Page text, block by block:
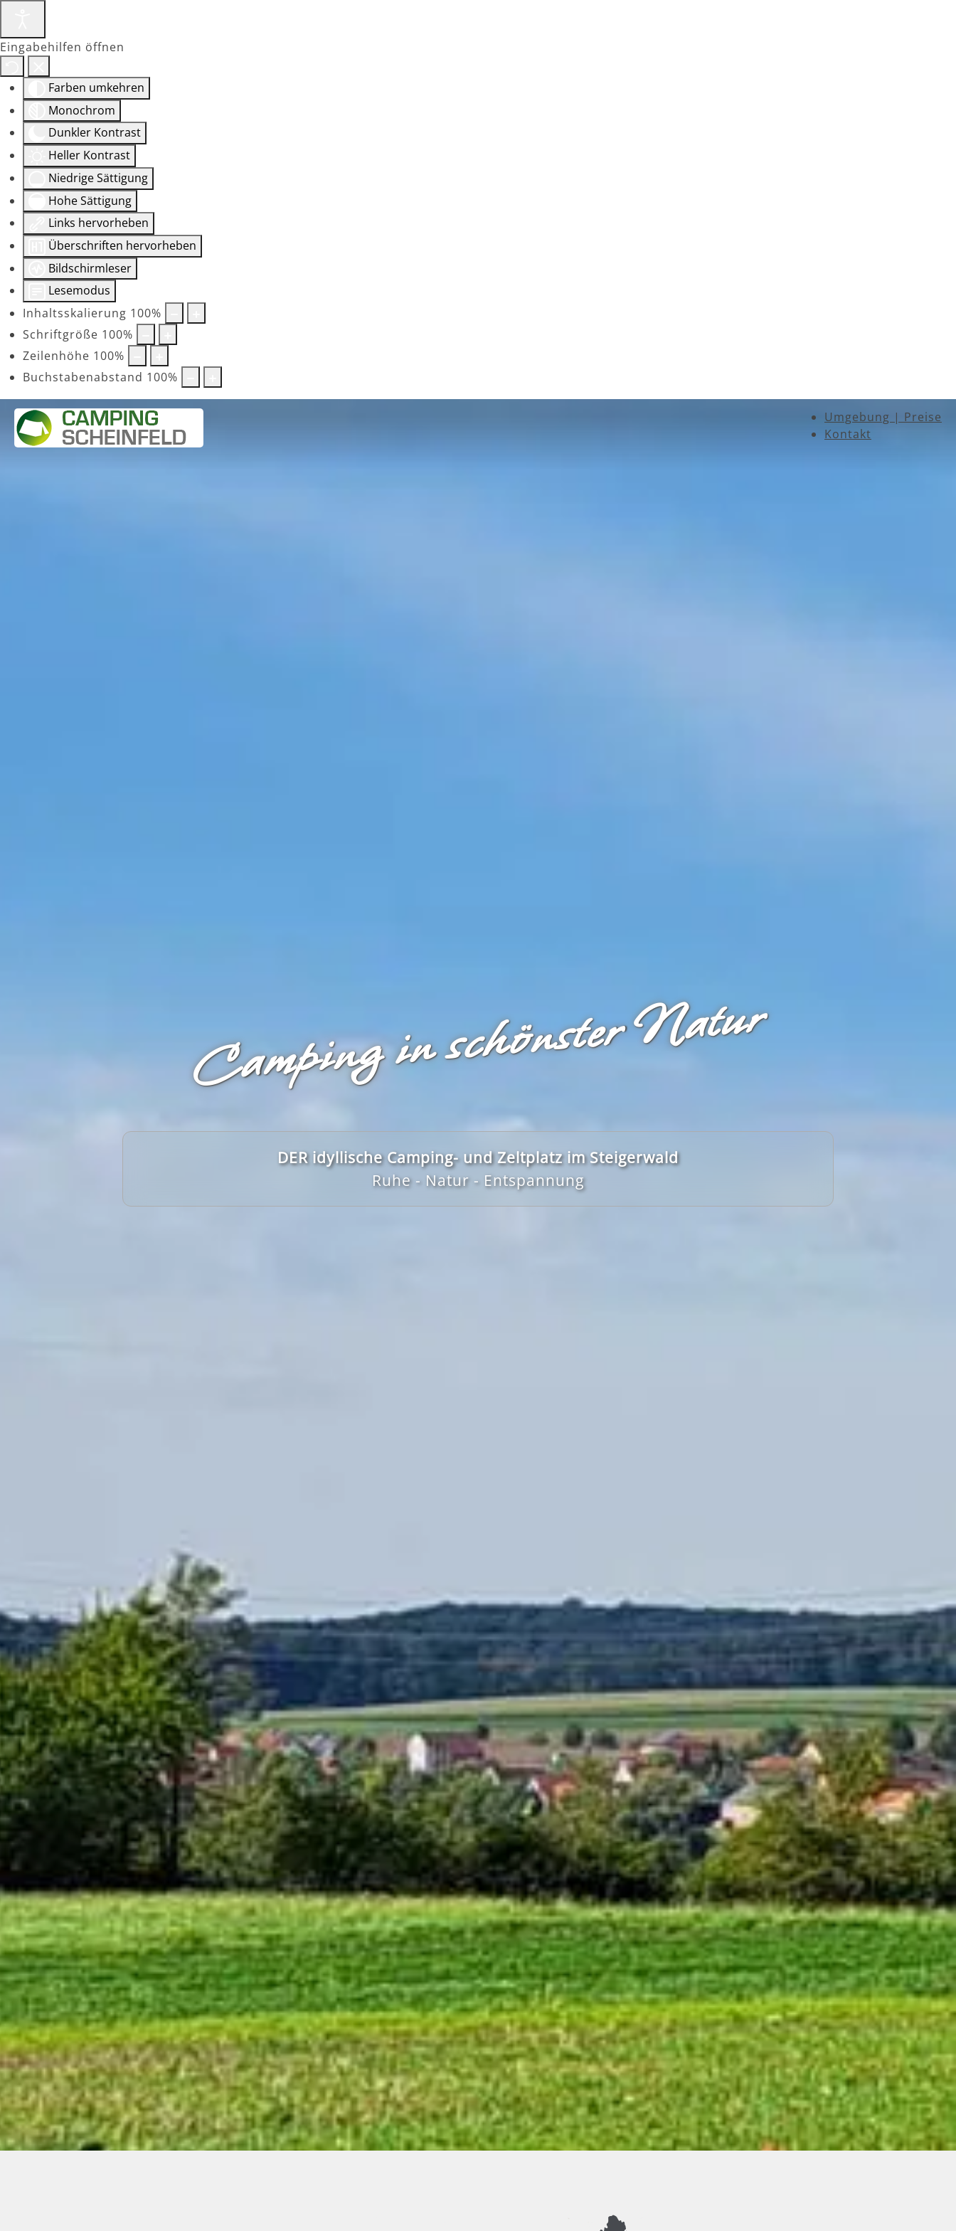
Eingabehilfen öffnen
Farben umkehren
Monochrom
Dunkler Kontrast
Heller Kontrast
Niedrige Sättigung
Hohe Sättigung
Links hervorheben
Überschriften hervorheben
Bildschirmleser
Lesemodus
Inhaltsskalierung 100%
Schriftgröße 100%
Zeilenhöhe 100%
Buchstabenabstand 100%
Umgebung | Preise
Kontakt
Camping in schönster Natur
DER idyllische Camping- und Zeltplatz im Steigerwald
Ruhe - Natur - Entspannung